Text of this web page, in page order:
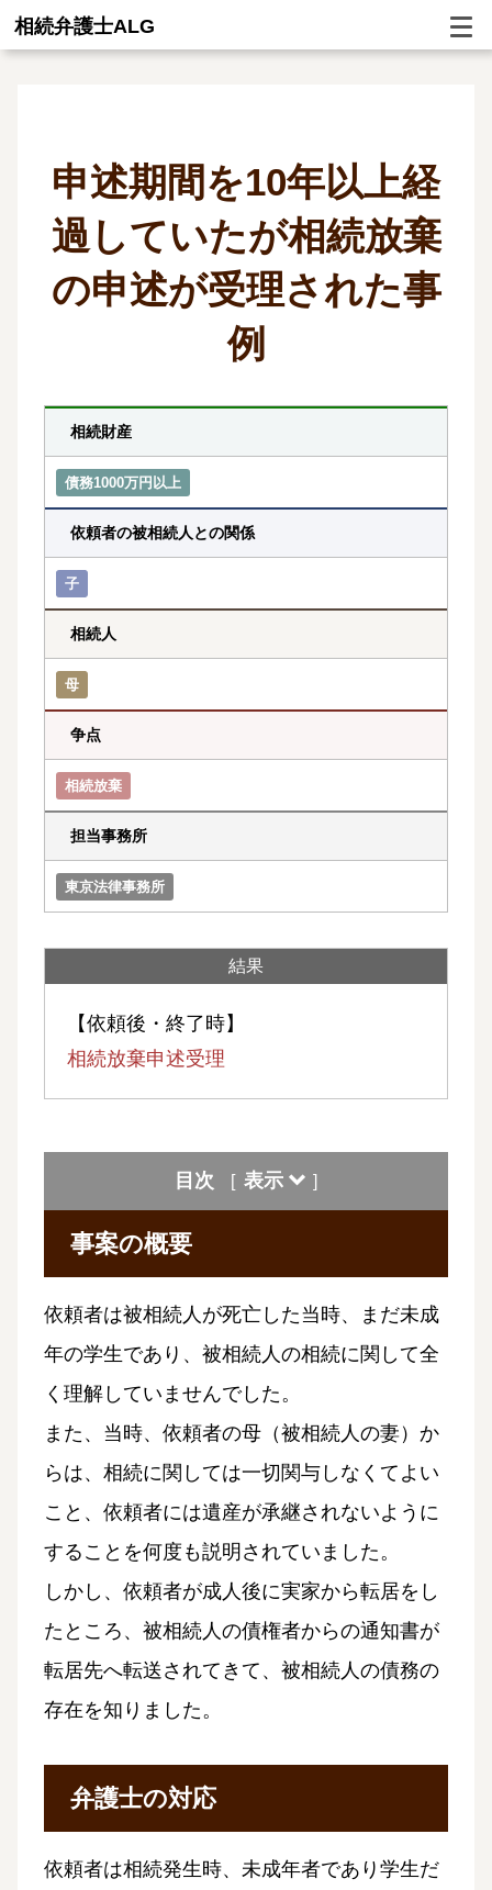
相続弁護士ALG
申述期間を10年以上経
過していたが相続放棄
の申述が受理された事
例
相続財産
債務1000万円以上
依頼者の被相続人との関係
子
相続人
母
争点
相続放棄
担当事務所
東京法律事務所
結果
【依頼後・終了時】
相続放棄申述受理
目次 [ 表示 ]
事案の概要
依頼者は被相続人が死亡した当時、まだ未成
年の学生であり、被相続人の相続に関して全
く理解していませんでした。
また、当時、依頼者の母（被相続人の妻）か
らは、相続に関しては一切関与しなくてよい
こと、依頼者には遺産が承継されないように
することを何度も説明されていました。
しかし、依頼者が成人後に実家から転居をし
たところ、被相続人の債権者からの通知書が
転居先へ転送されてきて、被相続人の債務の
存在を知りました。
弁護士の対応
依頼者は相続発生時、未成年者であり学生だ